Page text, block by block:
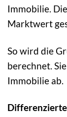
Immobilie.
Marktwert
So wird die
berechnet.
Immobilie ab.
Differenzierte